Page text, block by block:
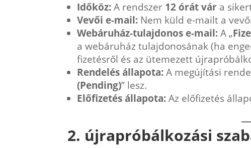
Időköz:A rendszer 12 órát vár a
Vevői e-mail: Nem küld e-mailt a
Webáruház-tulajdonos e-mail:A „
a webáruház tulajdonosának (ha
fizetésről és az ütemezett
Rendelés állapota:A megújítási
(Pending)” lesz.
Előfizetés állapota:Az előfizetés
2. újrapróbálkozási